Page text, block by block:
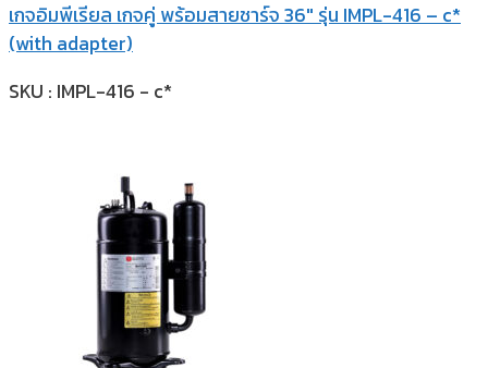
เกจอิมพีเรียล เกจคู่ พร้อมสายชาร์จ 36″ รุ่น IMPL-416 – c*
(with adapter)
SKU : IMPL-416 - c*